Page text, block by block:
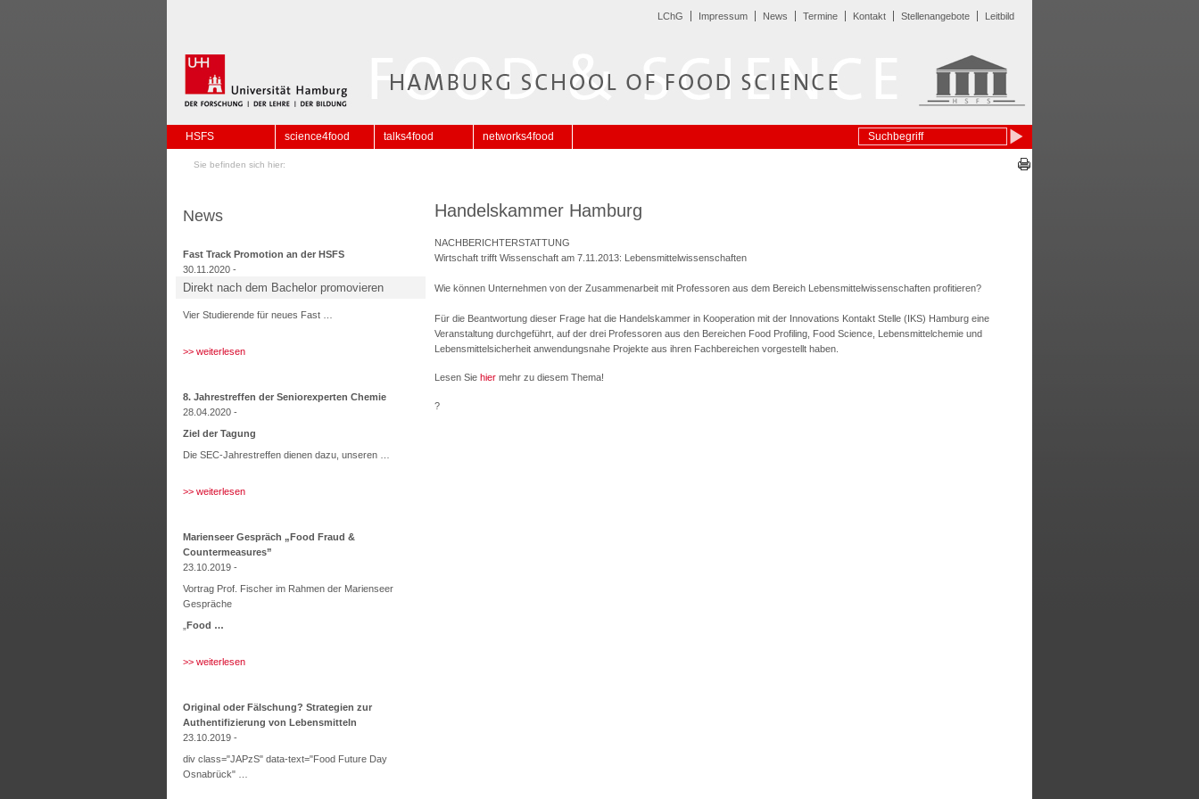
LChG Impressum News Termine Kontakt Stellenangebote Leitbild
HSFS science4food talks4food networks4food
Sie befinden sich hier:
News
Fast Track Promotion an der HSFS
30.11.2020 -
Direkt nach dem Bachelor promovieren
Vier Studierende für neues Fast …
>> weiterlesen
8. Jahrestreffen der Seniorexperten Chemie
28.04.2020 -
Ziel der Tagung
Die SEC-Jahrestreffen dienen dazu, unseren …
>> weiterlesen
Marienseer Gespräch „Food Fraud &
Countermeasures”
23.10.2019 -
Vortrag Prof. Fischer im Rahmen der Marienseer
Gespräche
Food …
>> weiterlesen
Original oder Fälschung? Strategien zur
Authentifizierung von Lebensmitteln
23.10.2019 -
div class="JAPzS" data-text="Food Future Day
Osnabrück" …
Handelskammer Hamburg
NACHBERICHTERSTATTUNG
Wirtschaft trifft Wissenschaft am 7.11.2013: Lebensmittelwissenschaften
Wie können Unternehmen von der Zusammenarbeit mit Professoren aus dem Bereich Lebensmittelwissenschaften profitieren?
Für die Beantwortung dieser Frage hat die Handelskammer in Kooperation mit der Innovations Kontakt Stelle (IKS) Hamburg eine
Veranstaltung durchgeführt, auf der drei Professoren aus den Bereichen Food Profiling, Food Science, Lebensmittelchemie und
Lebensmittelsicherheit anwendungsnahe Projekte aus ihren Fachbereichen vorgestellt haben.
Lesen Sie hier mehr zu diesem Thema!
?